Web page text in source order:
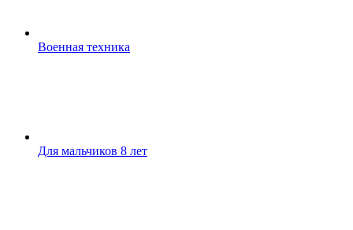
Военная техника
Для мальчиков 8 лет